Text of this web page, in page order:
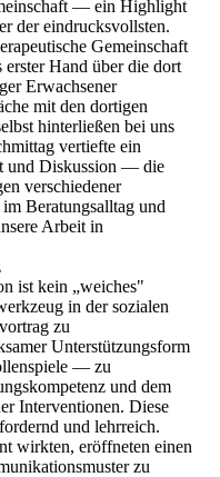
— ein Highlight
der eindrucksvollsten.
Gemeinschaft
Hand über die dort
Erwachsener
mit den dortigen
hinterließen bei uns
vertiefte ein
und Diskussion — die
verschiedener
Beratungsalltag und
Arbeit in
ist kein „weiches"
in der sozialen
zu
Unterstützungsform
— zu
und dem
Interventionen. Diese
und lehrreich.
wirkten, eröffneten einen
zu